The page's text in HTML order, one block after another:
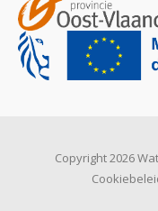
Copyright 2026